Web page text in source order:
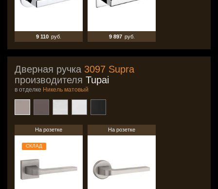
9 110 руб. 9 897 руб.
Дверная ручка 3097 Supra
производителя Tupai
в отделке Никель матовый
На розетке
СКЛАД
На розетке